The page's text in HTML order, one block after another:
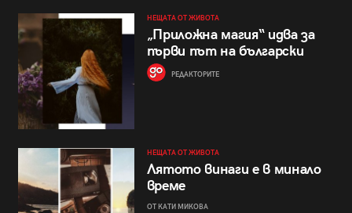
НЕЩАТА ОТ ЖИВОТА
„Приложна магия“ идва за
първи път на български
РЕДАКТОРИТЕ
НЕЩАТА ОТ ЖИВОТА
Лятото винаги е в минало
време
ОТ КАТИ МИКОВА